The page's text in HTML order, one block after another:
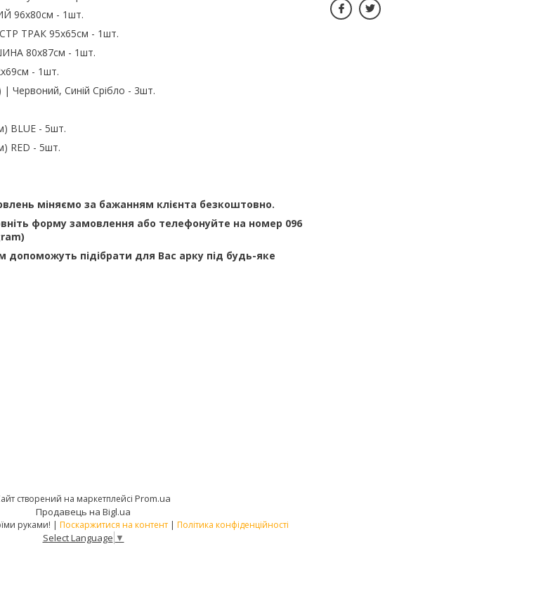
96х80см - 1шт.
ТРАК 95х65см - 1шт.
80х87см - 1шт.
- 1шт.
Червоний, Синій Срібло - 3шт.
BLUE - 5шт.
RED - 5шт.
міняємо за бажанням клієнта безкоштовно.
форму замовлення або телефонуйте на номер 096
підібрати для Вас арку під будь-яке
створений на маркетплейсі Prom.ua
Продавець на Bigl.ua
PATIPA – створи фотозону своїми руками! | Поскаржитися на контент | Політика конфіденційності
Select Language ▼